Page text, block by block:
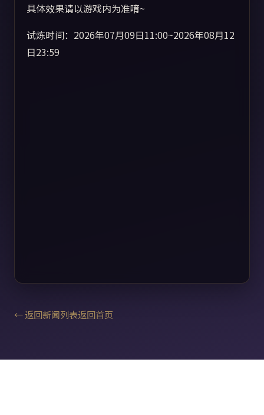
具体效果请以游戏内为准唷~
试炼时间：2026年07月09日11:00~2026年08月12
日23:59
← 返回新闻列表返回首页